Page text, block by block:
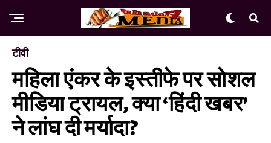
टीवी
महिला एंकर के इस्तीफे पर सोशल
मीडिया ट्रायल, क्या ‘हिंदी खबर’
ने लांघ दी मर्यादा?